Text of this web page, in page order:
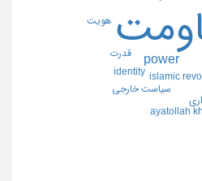
power
islamic
قدرت
identity
سياست خارجي
ayatollah
هويت